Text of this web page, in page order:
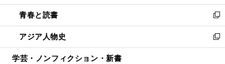
ウ
で
開
く
ン
ド
ウ
で
開
ウ
ィ
ン
ド
ウ
し
い
ウ
ィ
ン
青春と読書
新
し
い
ウ
アジア人物史
新
し
学芸・ノンフィクション・新書